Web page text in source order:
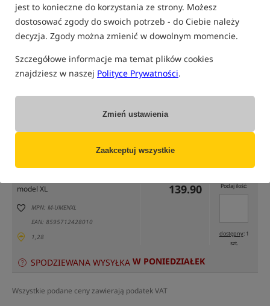
jest to konieczne do korzystania ze strony. Możesz
dostosować zgody do swoich potrzeb - do Ciebie należy
decyzja. Zgody można zmienić w dowolnym momencie.
Szczegółowe informacje ma temat plików cookies
znajdziesz w naszej Polityce Prywatności.
Zmień ustawienia
Zaakceptuj wszystkie
tylko produkty na"naszym magazynie"
Opcja Cena PLN Ilość
model XL
MPN: M-UMENXL
EAN: 8595712428010
1,28
139.90 Podaj ilość:
dostępny: 1
szt.
SPODZIEWANA WYSYŁKA W PONIEDZIAŁEK
Wszystkie podane ceny zawierają podatek VAT